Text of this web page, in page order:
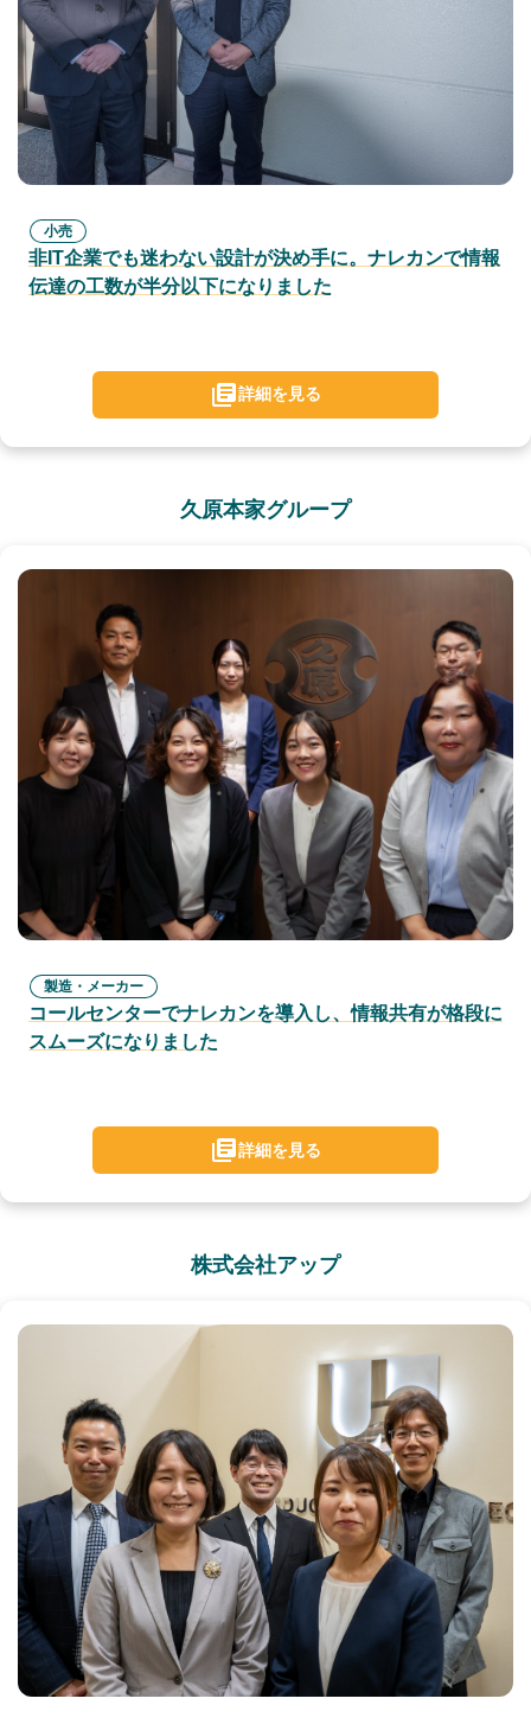
小売
非IT企業でも迷わない設計が決め手に。ナレカンで情報
伝達の工数が半分以下になりました
詳細を見る
久原本家グループ
製造・メーカー
コールセンターでナレカンを導入し、情報共有が格段に
スムーズになりました
詳細を見る
株式会社アップ